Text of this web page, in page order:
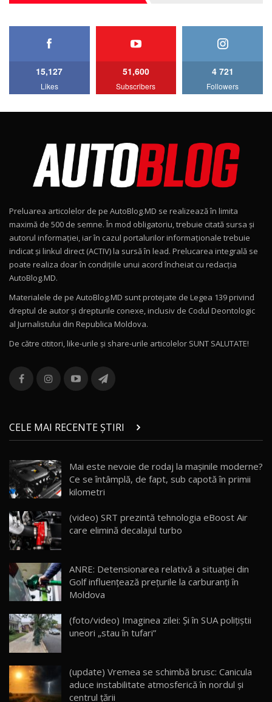
27:33
AutoBlog.MD
15:08
Noul Geely EX2 / Test Drive AutoBlog.MD
15:22
Mercedes-AMG E 53 HYBRID 4MATIC+ / Test
Drive AutoBlog.MD
16:27
11
Noul Volvo ES90 / Test Drive AutoBlog.MD
12
Noul MG HS / Test Drive AutoBlog.MD
16:48
13
combină aventura cu luxul / AutoBlog.MD
36:08
chinez care face lumea să se întoarcă după el
/ AutoBlog.MD
17:27
15 14:37
16
AutoBlogMD
13:10
17 20:06
Va fi modelul nr.1 BYD în Moldova? BYD Seal U
30:08
AutoBlog.MD
23:36
Noul ZEEKR 7X / Test Drive AutoBlog.MD
15,127
Likes
51,600
Subscribers
4 721
Followers
Preluarea articolelor de pe AutoBlog.MD se realizează în limita
maximă de 500 de semne. În mod obligatoriu, trebuie citată sursa și
autorul informației, iar în cazul portalurilor informaționale trebuie
indicat și linkul direct (ACTIV) la sursă în lead. Prelucarea integrală se
poate realiza doar în condițiile unui acord încheiat cu redacţia
AutoBlog.MD.
Materialele de pe AutoBlog.MD sunt protejate de Legea 139 privind
dreptul de autor și drepturile conexe, inclusiv de Codul Deontologic
al Jurnalistului din Republica Moldova.
De către cititori, like-urile şi share-urile articolelor SUNT SALUTATE!
CELE MAI RECENTE ȘTIRI
Mai este nevoie de rodaj la mașinile moderne?
Ce se întâmplă, de fapt, sub capotă în primii
kilometri
(video) SRT prezintă tehnologia eBoost Air
care elimină decalajul turbo
ANRE: Detensionarea relativă a situației din
Golf influențează prețurile la carburanți în
Moldova
(foto/video) Imaginea zilei: Și în SUA polițiștii
uneori „stau în tufari”
(update) Vremea se schimbă brusc: Canicula
aduce instabilitate atmosferică în nordul și
centrul țării